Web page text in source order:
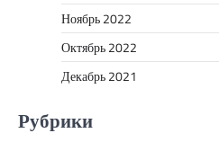
Ноябрь 2022
Октябрь 2022
Декабрь 2021
Рубрики